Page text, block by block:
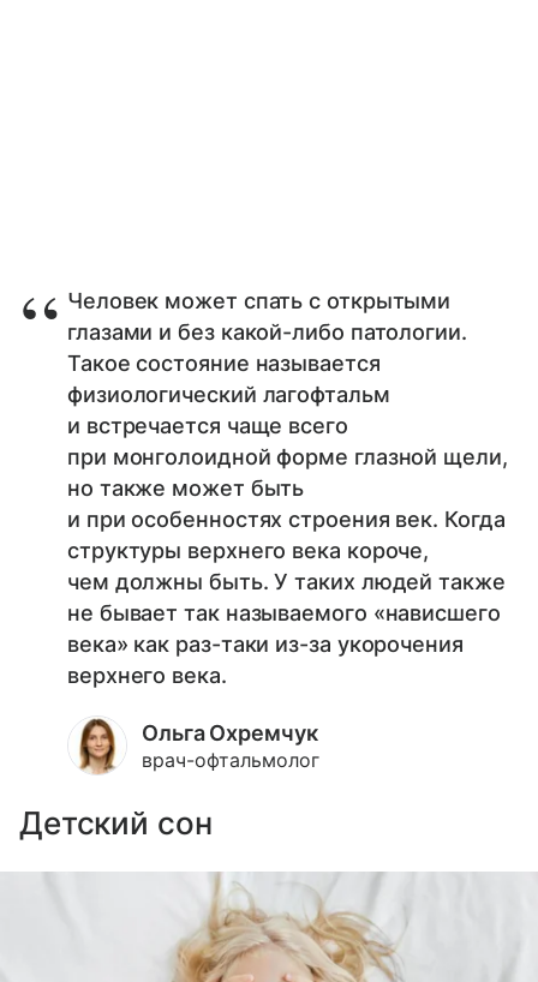
Человек может спать с открытыми
глазами и без какой-либо патологии.
Такое состояние называется
физиологический лагофтальм
и встречается чаще всего
при монголоидной форме глазной щели,
но также может быть
и при особенностях строения век. Когда
структуры верхнего века короче,
чем должны быть. У таких людей также
не бывает так называемого «нависшего
века» как раз-таки из-за укорочения
верхнего века.
Ольга Охремчук
врач-офтальмолог
Детский сон